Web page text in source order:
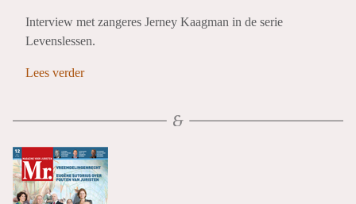
Interview met zangeres Jerney Kaagman in de serie
Levenslessen.
Lees verder